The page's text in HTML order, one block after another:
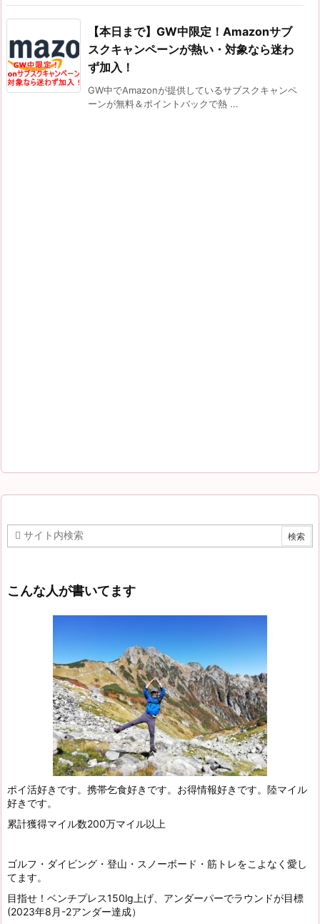
【本日まで】GW中限定！Amazonサブ
スクキャンペーンが熱い・対象なら迷わ
ず加入！
GW中でAmazonが提供しているサブスクキャンペ
ーンが無料＆ポイントバックで熱 ...
こんな人が書いてます
ポイ活好きです。携帯乞食好きです。お得情報好きです。陸マイル
好きです。
累計獲得マイル数200万マイル以上
ゴルフ・ダイビング・登山・スノーボード・筋トレをこよなく愛し
てます。
目指せ！ベンチプレス150lg上げ、アンダーパーでラウンドが目標
(2023年8月-2アンダー達成）